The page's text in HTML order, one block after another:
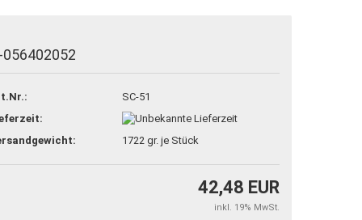
erstellen
vergessen?
056402052
SC-51
1722 gr. je Stück
42,48 EUR
inkl. 19% MwSt.